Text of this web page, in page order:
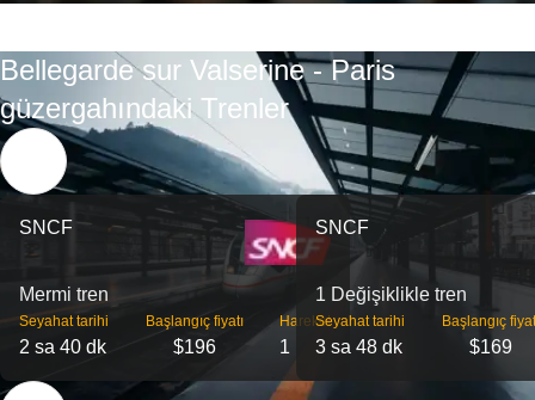
Bellegarde sur Valserine - Paris
güzergahındaki Trenler
SNCF
Mermi tren
Seyahat tarihi
2 sa 40 dk
Başlangıç ​​fiyatı
$196
Hareket
1
SNCF
1 Değişiklikle tren
Seyahat tarihi
3 sa 48 dk
Başlangıç
$169